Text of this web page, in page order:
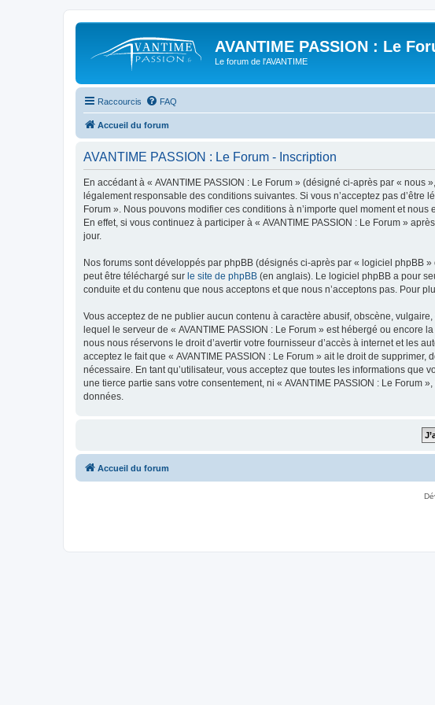
AVANTIME PASSION : Le
Le forum de l'AVANTIME
Raccourcis FAQ
Accueil du forum
AVANTIME PASSION : Le Forum - Inscription
En accédant à « AVANTIME PASSION : Le Forum » (désigné ci-après par « nous
légalement responsable des conditions suivantes. Si vous n’acceptez pas
Forum ». Nous pouvons modifier ces conditions à n’importe quel moment et
En effet, si vous continuez à participer à « AVANTIME PASSION : Le Forum »
jour.
Nos forums sont développés par phpBB (désignés ci-après par « logiciel phpBB
peut être téléchargé sur le site de phpBB (en anglais). Le logiciel phpBB a pour
conduite et du contenu que nous acceptons et que nous n’acceptons pas. Pour
Vous acceptez de ne publier aucun contenu à caractère abusif, obscène,
lequel le serveur de « AVANTIME PASSION : Le Forum » est hébergé ou
nous nous réservons le droit d’avertir votre fournisseur d’accès à internet et les
acceptez le fait que « AVANTIME PASSION : Le Forum » ait le droit de
nécessaire. En tant qu’utilisateur, vous acceptez que toutes les informations
une tierce partie sans votre consentement, ni « AVANTIME PASSION : Le
données.
Accueil du forum